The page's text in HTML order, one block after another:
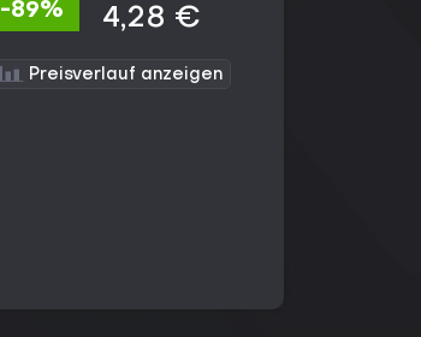
-89% 4,28 €
Preisverlauf anzeigen